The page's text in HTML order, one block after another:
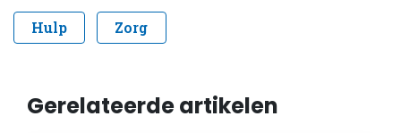
Hulp Zorg
Gerelateerde artikelen